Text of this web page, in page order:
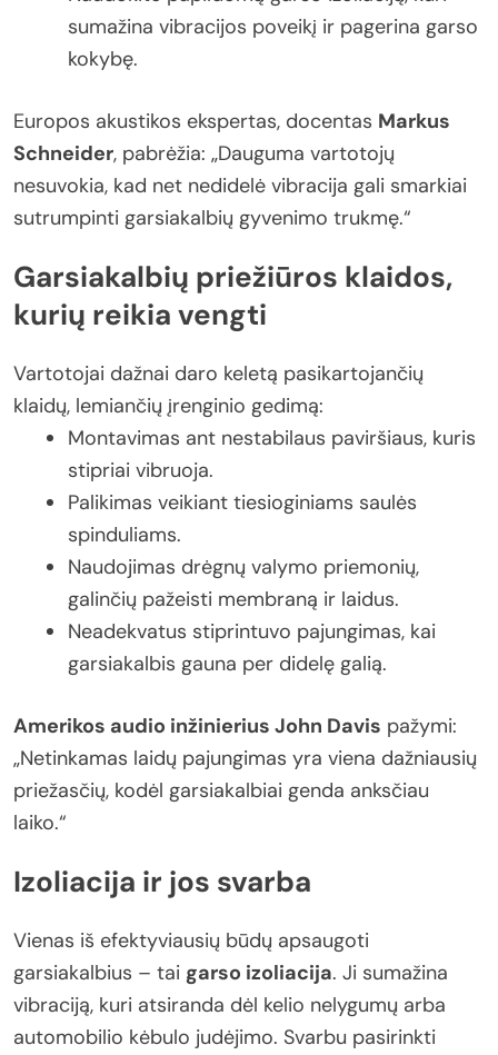
sumažina vibracijos poveikį ir pagerina garso
kokybę.
Europos akustikos ekspertas, docentas Markus
Schneider, pabrėžia: „Dauguma vartotojų
nesuvokia, kad net nedidelė vibracija gali smarkiai
sutrumpinti garsiakalbių gyvenimo trukmę.“
Garsiakalbių priežiūros klaidos,
kurių reikia vengti
Vartotojai dažnai daro keletą pasikartojančių
klaidų, lemiančių įrenginio gedimą:
Montavimas ant nestabilaus paviršiaus, kuris
stipriai vibruoja.
Palikimas veikiant tiesioginiams saulės
spinduliams.
Naudojimas drėgnų valymo priemonių,
galinčių pažeisti membraną ir laidus.
Neadekvatus stiprintuvo pajungimas, kai
garsiakalbis gauna per didelę galią.
Amerikos audio inžinierius John Davis pažymi:
„Netinkamas laidų pajungimas yra viena dažniausių
priežasčių, kodėl garsiakalbiai genda anksčiau
laiko.“
Izoliacija ir jos svarba
Vienas iš efektyviausių būdų apsaugoti
garsiakalbius – tai garso izoliacija. Ji sumažina
vibraciją, kuri atsiranda dėl kelio nelygumų arba
automobilio kėbulo judėjimo. Svarbu pasirinkti